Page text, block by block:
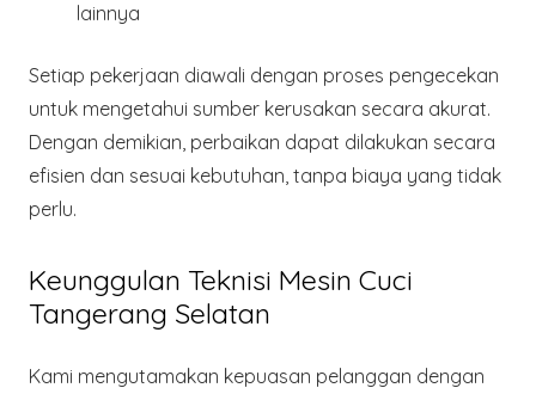
lainnya
Setiap pekerjaan diawali dengan proses pengecekan
untuk mengetahui sumber kerusakan secara akurat.
Dengan demikian, perbaikan dapat dilakukan secara
efisien dan sesuai kebutuhan, tanpa biaya yang tidak
perlu.
Keunggulan Teknisi Mesin Cuci
Tangerang Selatan
Kami mengutamakan kepuasan pelanggan dengan